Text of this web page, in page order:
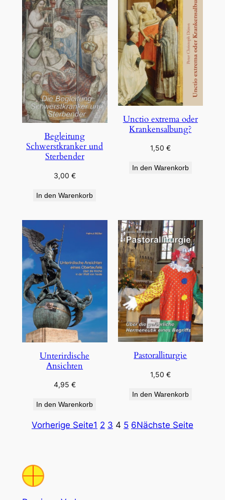
Begleitung
Schwerstkranker und
Sterbender
3,00 €
In den Warenkorb
Unctio extrema oder
Krankensalbung?
1,50 €
In den Warenkorb
Unterirdische
Ansichten
4,95 €
In den Warenkorb
Pastoralliturgie
1,50 €
In den Warenkorb
Vorherige Seite1 2 3 4 5 6Nächste Seite